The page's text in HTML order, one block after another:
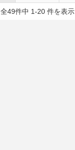
全49件中 1-20 件を表示